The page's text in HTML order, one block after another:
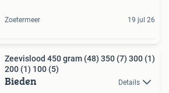
Zoetermeer 19 jul 26
Zeevislood 450 gram (48) 350 (7) 300 (1)
200 (1) 100 (5)
Bieden Details